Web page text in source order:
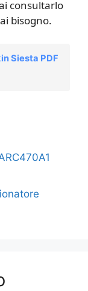
consultarlo
bisogno.
Siesta PDF